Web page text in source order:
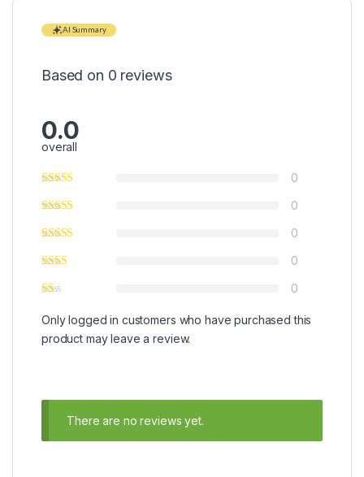
AI Summary
Based on 0 reviews
0.0
overall
0
0
0
0
0
Only logged in customers who have purchased this
product may leave a review.
There are no reviews yet.